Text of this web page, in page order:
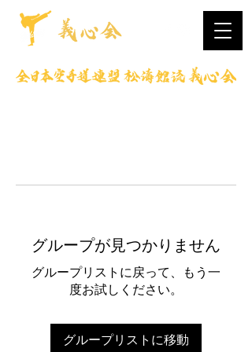
グループが見つかりません
グループリストに戻って、もう一
度お試しください。
グループリストに移動